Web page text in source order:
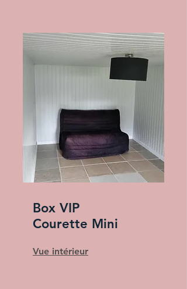
Box VIP
Courette Mini
Vue intérieur